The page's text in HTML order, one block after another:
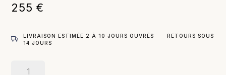
255€
LIVRAISON ESTIMÉE 2 À 10 JOURS OUVRÉS ·
RETOURS SOUS
14 JOURS